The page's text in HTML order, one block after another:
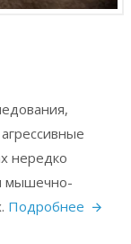
нередко
мышечно-
Подробнее